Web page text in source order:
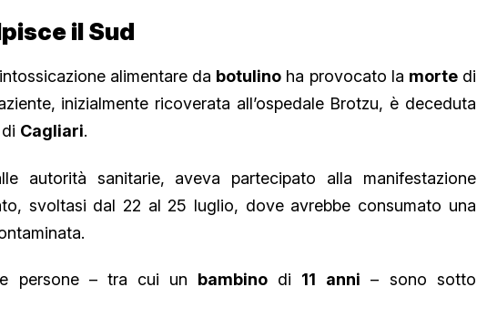
il Sud
alimentare da botulino ha provocato la mortedi
inizialmente ricoverata all’ospedale Brotzu, è deceduta
di Cagliari.
autorità sanitarie, aveva partecipato alla manifestazione
svoltasi dal 22 al 25 luglio, dove avrebbe consumato una
persone – tra cui un bambino di 11 anni – sono sotto